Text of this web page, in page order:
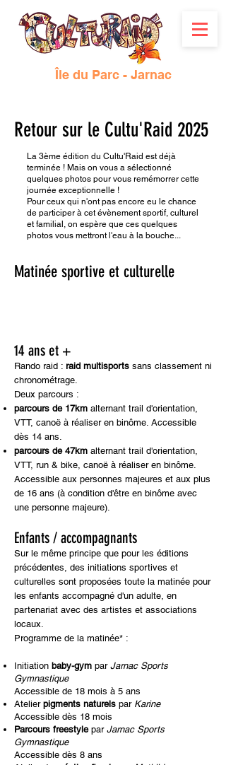
Île du Parc - Jarnac
Retour sur le Cultu'Raid 2025
La 3ème édition du Cultu'Raid est déjà
terminée ! Mais on vous a sélectionné
quelques photos pour vous remémorrer cette
journée exceptionnelle !
Pour ceux qui n'ont pas encore eu le chance
de participer à cet évènement sportif, culturel
et familial, on espère que ces quelques
photos vous mettront l'eau à la bouche...
Matinée sportive et culturelle
14 ans et +
Rando raid : raid multisports sans classement ni
chronométrage.
Deux parcours :
parcours de 17km alternant trail d'orientation,
VTT, canoë à réaliser en binôme. Accessible
dès 14 ans.
parcours de 47km alternant trail d'orientation,
VTT, run & bike, canoë à réaliser en binôme.
Accessible aux personnes majeures et aux plus
de 16 ans (à condition d'être en binôme avec
une personne majeure).
Enfants / accompagnants
Sur le même principe que pour les éditions
précédentes, des initiations sportives et
culturelles sont proposées toute la matinée pour
les enfants accompagné d'un adulte, en
partenariat avec des artistes et associations
locaux.
Programme de la matinée* :
Initiation baby-gym par Jarnac Sports
Gymnastique
Accessible de 18 mois à 5 ans
Atelier pigments naturels par Karine
Accessible dès 18 mois
Parcours freestylepar Jarnac Sports
Gymnastique
Accessible dès 8 ans